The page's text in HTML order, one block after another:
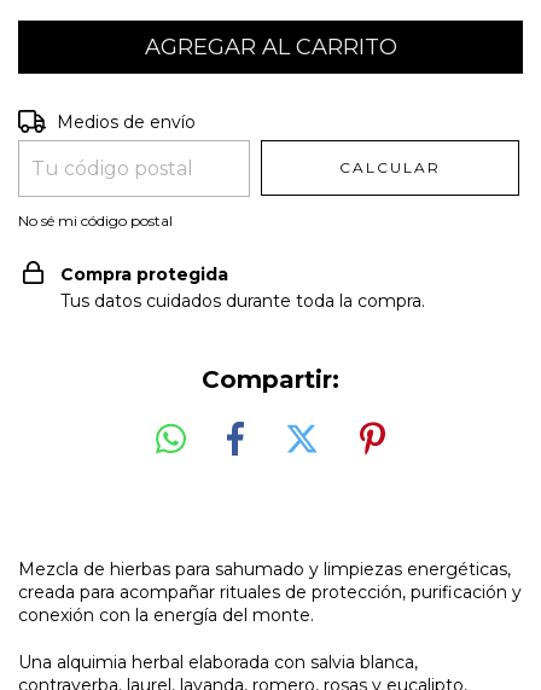
Entregas para el CP:
Medios de envío
CALCULAR
No sé mi código postal
Compra protegida
Tus datos cuidados durante toda la compra.
Compartir:
Mezcla de hierbas para sahumado y limpiezas energéticas,
creada para acompañar rituales de protección, purificación y
conexión con la energía del monte.
Una alquimia herbal elaborada con salvia blanca,
contrayerba, laurel, lavanda, romero, rosas y eucalipto,